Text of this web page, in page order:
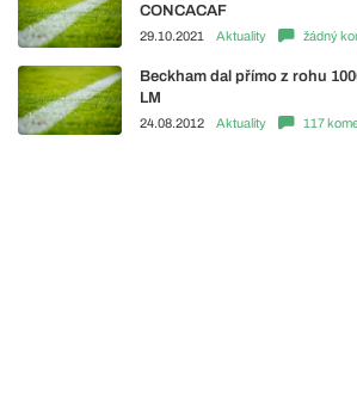
CONCACAF
29.10.2021 Aktuality žádný
Beckham dal přímo z rohu
LM
24.08.2012 Aktuality 117